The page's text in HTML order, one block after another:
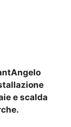
e scalda